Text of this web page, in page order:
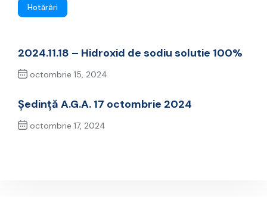
Hotărâri
2024.11.18 – Hidroxid de sodiu solutie 100%
octombrie 15, 2024
Ședință A.G.A. 17 octombrie 2024
octombrie 17, 2024